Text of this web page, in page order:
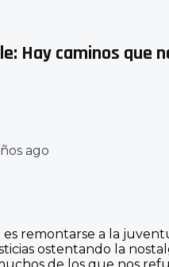
Hay caminos que
ago
es remontarse a la
ostentando la